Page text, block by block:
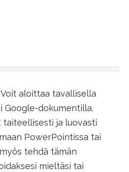
Voit aloittaa tavallisella
Google-dokumentilla.
ja luovasti
PowerPointissa tai
tehdä tämän
mieltäsi tai